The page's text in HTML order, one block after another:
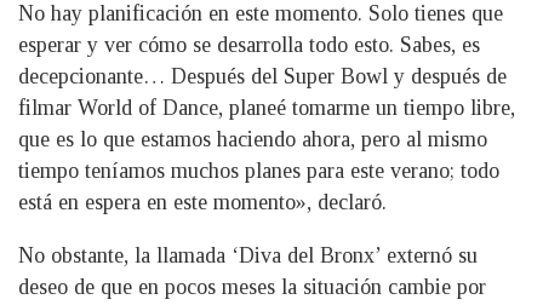
No hay planificación en este momento. Solo tienes que
esperar y ver cómo se desarrolla todo esto. Sabes, es
decepcionante… Después del Super Bowl y después de
filmar World of Dance, planeé tomarme un tiempo libre,
que es lo que estamos haciendo ahora, pero al mismo
tiempo teníamos muchos planes para este verano; todo
está en espera en este momento», declaró.
No obstante, la llamada ‘Diva del Bronx’ externó su
deseo de que en pocos meses la situación cambie por